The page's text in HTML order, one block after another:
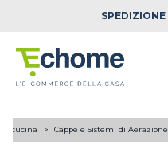
SPEDIZIONE
cucina Cappe e Sistemi di Aerazione